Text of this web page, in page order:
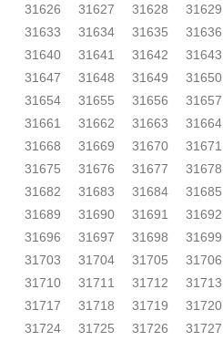
31626
31627 31628 31629
31633
31634 31635 31636
31640
31641 31642 31643
31647
31648 31649 31650
31654
31655 31656 31657
31661
31662 31663 31664
31668
31669 31670 31671
31675
31676 31677 31678
31682
31683 31684 31685
31689
31690 31691 31692
31696
31697 31698 31699
31703
31704 31705 31706
31710
31711 31712 31713
31717
31718 31719 31720
31724
31725 31726 31727